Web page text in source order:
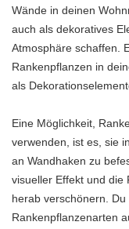
Wände in deinen
auch als dekoratives
Atmosphäre schaffen.
Rankenpflanzen in
als
Eine Möglichkeit,
verwenden, ist es, sie
an Wandhaken zu
visueller Effekt und die
herab verschönern.
Rankenpflanzenarten